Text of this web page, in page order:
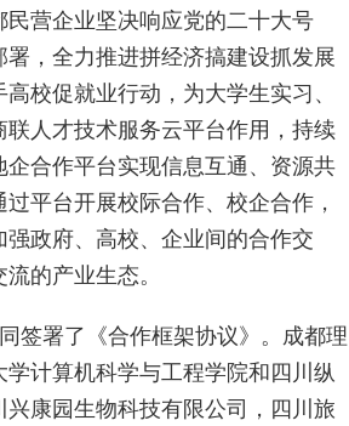
营企业坚决响应党的二十大号
，全力推进拼经济搞建设抓发展
校促就业行动，为大学生实习、
人才技术服务云平台作用，持续
合作平台实现信息互通、资源共
平台开展校际合作、校企合作，
政府、高校、企业间的合作交
的产业生态。
签署了《合作框架协议》。成都理
计算机科学与工程学院和四川纵
康园生物科技有限公司，四川旅